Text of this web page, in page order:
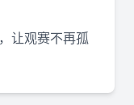
让观赛不再孤